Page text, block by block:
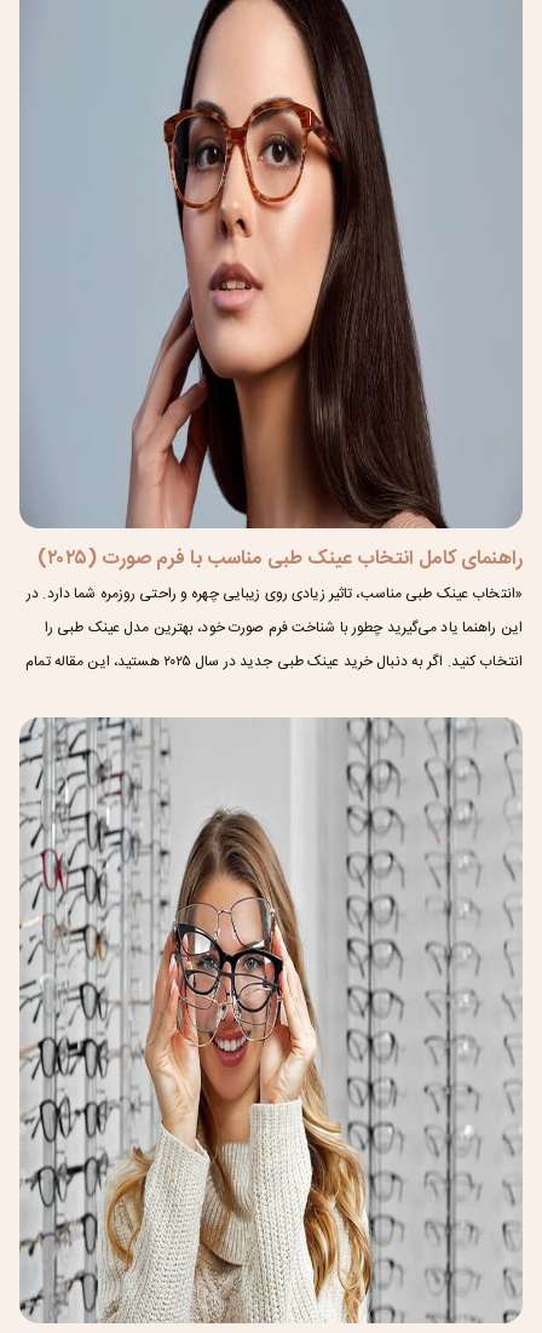
راهنمای کامل انتخاب عینک طبی مناسب با فرم صورت (۲۰۲۵)
«انتخاب عینک طبی مناسب، تاثیر زیادی روی زیبایی چهره و راحتی روزمره شما دارد. در
این راهنما یاد می‌گیرید چطور با شناخت فرم صورت خود، بهترین مدل عینک طبی را
انتخاب کنید. اگر به دنبال خرید عینک طبی جدید در سال ۲۰۲۵ هستید، این مقاله تمام